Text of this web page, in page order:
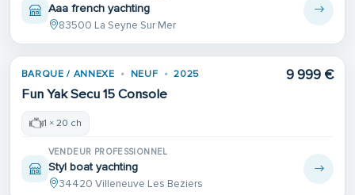
Aaa french yachting
83500 La Seyne Sur Mer
BARQUE / ANNEXE NEUF 2025
Fun Yak Secu 15 Console
9 999 €
1 × 20 ch
VENDEUR PROFESSIONNEL
Styl boat yachting
34420 Villeneuve Les Beziers